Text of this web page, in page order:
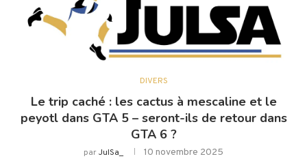
DIVERS
Le trip caché : les cactus à mescaline et le
peyotl dans GTA 5 – seront-ils de retour dans
GTA 6 ?
parJulSa_ 10 novembre 2025